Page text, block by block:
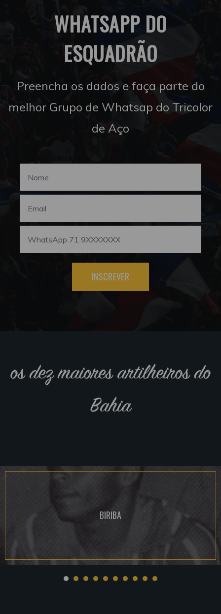
WHATSAPP DO
ESQUADRÃO
Preencha os dados e faça parte do
melhor Grupo de Whatsap do Tricolor
de Aço
INSCREVER
os dez maiores artilheiros do
Bahia
BIRIBA